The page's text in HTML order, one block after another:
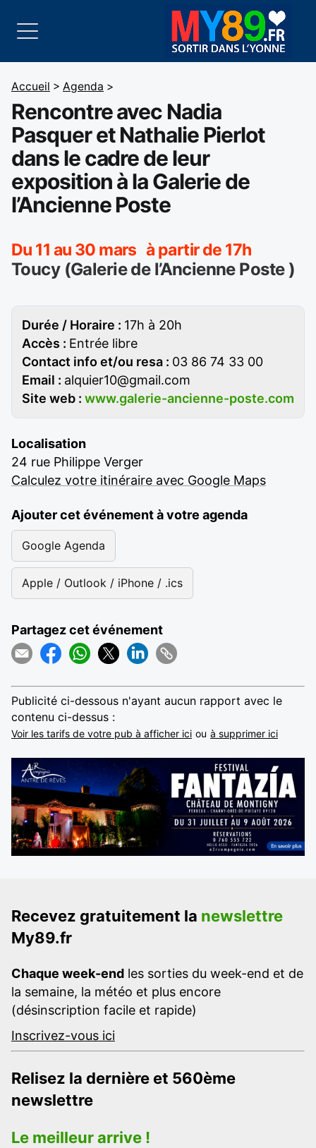
Accueil > Agenda >
Rencontre avec Nadia
Pasquer et Nathalie Pierlot
dans le cadre de leur
exposition à la Galerie de
l’Ancienne Poste
Du 11 au 30 mars à partir de 17h
Toucy (Galerie de l’Ancienne Poste )
Durée / Horaire : 17h à 20h
Accès : Entrée libre
Contact info et/ou resa : 03 86 74 33 00
Email : alquier10@gmail.com
Site web : www.galerie-ancienne-poste.com
Localisation
24 rue Philippe Verger
Calculez votre itinéraire avec Google Maps
Ajouter cet événement à votre agenda
Google Agenda
Apple / Outlook / iPhone / .ics
Partagez cet événement
Publicité ci-dessous n'ayant aucun rapport avec le
contenu ci-dessus :
Voir les tarifs de votre pub à afficher ici ou à supprimer ici
Recevez gratuitement la newslettre
My89.fr
Chaque week-end les sorties du week-end et de
la semaine, la météo et plus encore
(désinscription facile et rapide)
Inscrivez-vous ici
Relisez la dernière et 560ème
newslettre
Le meilleur arrive !